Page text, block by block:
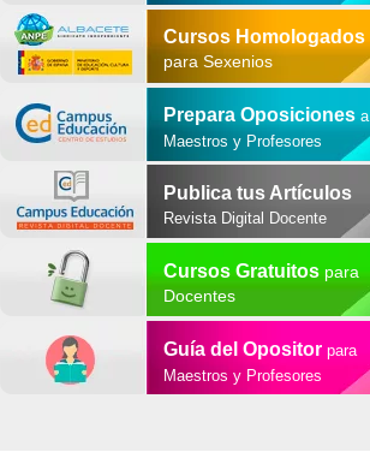
Cursos Homologados
para Sexenios
Prepara Oposiciones a
Maestros y Profesores
Publica tus Artículos
Revista Digital Docente
Cursos Gratuitospara
Docentes
Guía del Opositor para
Maestros y Profesores